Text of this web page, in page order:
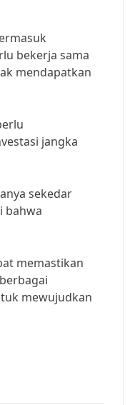
bekerja sama
mendapatkan
jangka
sekedar
bahwa
memastikan
mewujudkan